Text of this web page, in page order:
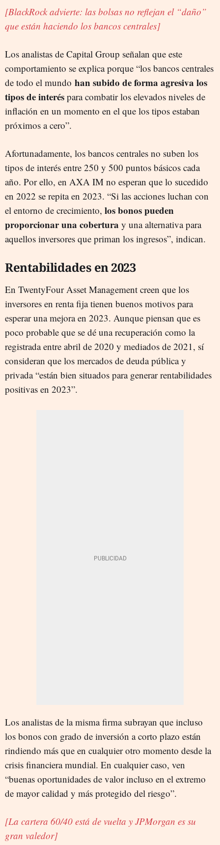
[BlackRock advierte: las bolsas no reflejan el “daño”
que están haciendo los bancos centrales]
Los analistas de Capital Group señalan que este
comportamiento se explica porque “los bancos centrales
de todo el mundo han subido de forma agresiva los
tipos de interés para combatir los elevados niveles de
inflación en un momento en el que los tipos estaban
próximos a cero”.
Afortunadamente, los bancos centrales no suben los
tipos de interés entre 250 y 500 puntos básicos cada
año. Por ello, en AXA IM no esperan que lo sucedido
en 2022 se repita en 2023. “Si las acciones luchan con
el entorno de crecimiento, los bonos pueden
proporcionar una cobertura y una alternativa para
aquellos inversores que priman los ingresos”, indican.
Rentabilidades en 2023
En TwentyFour Asset Management creen que los
inversores en renta fija tienen buenos motivos para
esperar una mejora en 2023. Aunque piensan que es
poco probable que se dé una recuperación como la
registrada entre abril de 2020 y mediados de 2021, sí
consideran que los mercados de deuda pública y
privada “están bien situados para generar rentabilidades
positivas en 2023”.
Los analistas de la misma firma subrayan que incluso
los bonos con grado de inversión a corto plazo están
rindiendo más que en cualquier otro momento desde la
crisis financiera mundial. En cualquier caso, ven
“buenas oportunidades de valor incluso en el extremo
de mayor calidad y más protegido del riesgo”.
[La cartera 60/40 está de vuelta y JPMorgan es su
gran valedor]